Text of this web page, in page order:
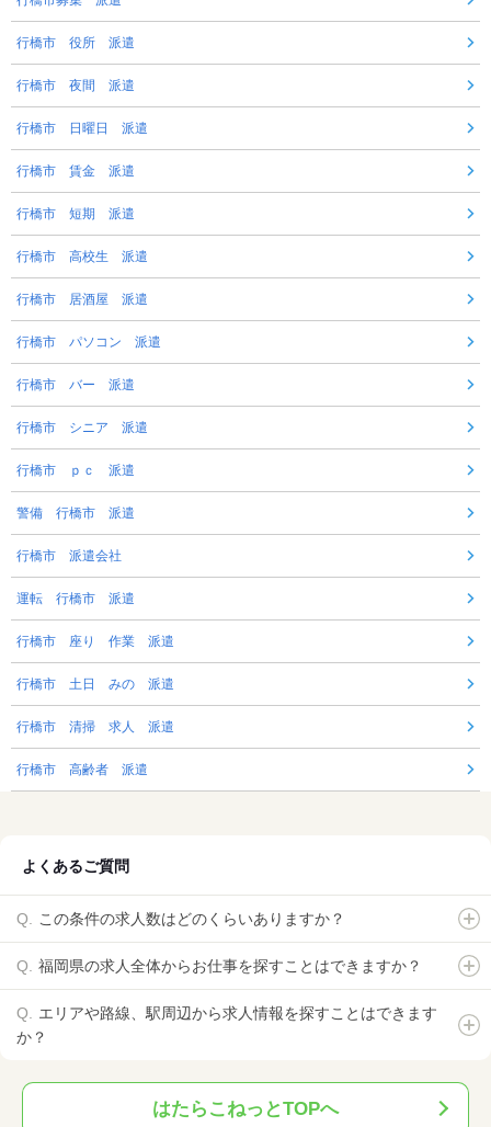
行橋市 役所 派遣
行橋市 夜間 派遣
行橋市 日曜日 派遣
行橋市 賃金 派遣
行橋市 短期 派遣
行橋市 高校生 派遣
行橋市 居酒屋 派遣
行橋市 パソコン 派遣
行橋市 バー 派遣
行橋市 シニア 派遣
行橋市 ｐｃ 派遣
警備 行橋市 派遣
行橋市 派遣会社
運転 行橋市 派遣
行橋市 座り 作業 派遣
行橋市 土日 みの 派遣
行橋市 清掃 求人 派遣
行橋市 高齢者 派遣
よくあるご質問
この条件の求人数はどのくらいありますか？
福岡県の求人全体からお仕事を探すことはできますか？
エリアや路線、駅周辺から求人情報を探すことはできます
か？
はたらこねっとTOPへ